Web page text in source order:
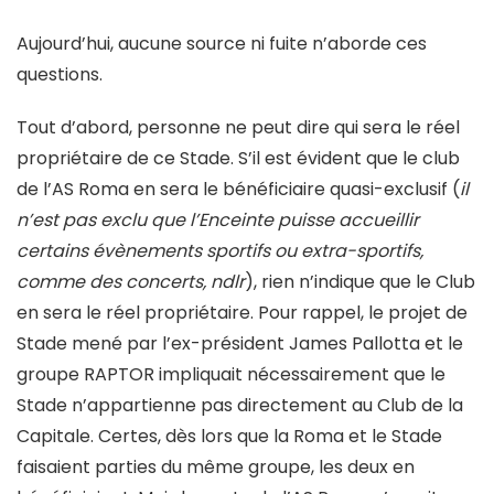
Aujourd’hui, aucune source ni fuite n’aborde ces
questions.
Tout d’abord, personne ne peut dire qui sera le réel
propriétaire de ce Stade. S’il est évident que le club
de l’AS Roma en sera le bénéficiaire quasi-exclusif (il
n’est pas exclu que l’Enceinte puisse accueillir
certains évènements sportifs ou extra-sportifs,
comme des concerts, ndlr), rien n’indique que le Club
en sera le réel propriétaire. Pour rappel, le projet de
Stade mené par l’ex-président James Pallotta et le
groupe RAPTOR impliquait nécessairement que le
Stade n’appartienne pas directement au Club de la
Capitale. Certes, dès lors que la Roma et le Stade
faisaient parties du même groupe, les deux en